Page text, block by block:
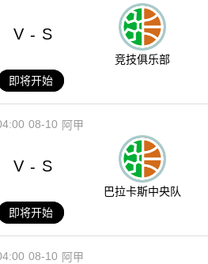
V - S
竞技俱乐部
即将开始
08-10 阿甲
V - S
巴拉卡斯中央队
即将开始
08-10 阿甲